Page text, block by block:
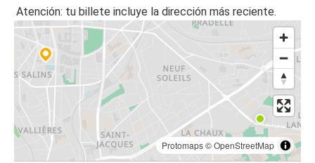
Atención: tu billete incluye la dirección más reciente.
Protomaps©OpenStreetMap